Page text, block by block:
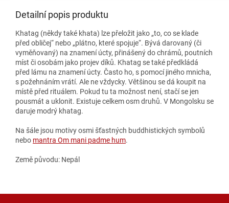
Detailní popis produktu
Khatag (někdy také khata) lze přeložit jako „to, co se klade
před obličej“ nebo „plátno, které spojuje“. Bývá darovaný (či
vyměňovaný) na znamení úcty, přinášený do chrámů, poutních
míst či osobám jako projev díků. Khatag se také předkládá
před lámu na znamení úcty. Často ho, s pomocí jiného mnicha,
s požehnáním vrátí. Ale ne vždycky. Většinou se dá koupit na
místě před rituálem. Pokud tu ta možnost není, stačí se jen
pousmát a uklonit. Existuje celkem osm druhů. V Mongolsku se
daruje modrý khatag.
Na šále jsou motivy osmi šťastných buddhistických symbolů
nebo mantra Om mani padme hum.
Země původu: Nepál